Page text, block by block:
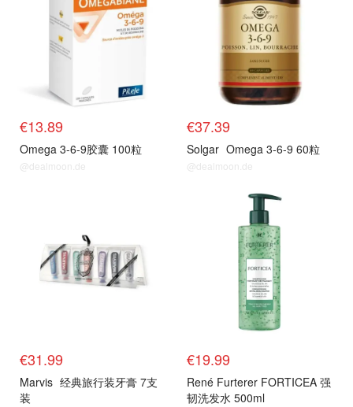
€13.89
Omega 3-6-9胶囊 100粒
@dealmoon.de
€37.39
Solgar Omega 3-6-9 60粒
@dealmoon.de
€31.99
Marvis 经典旅行装牙膏 7支
装
€19.99
René Furterer FORTICEA 强
韧洗发水 500ml